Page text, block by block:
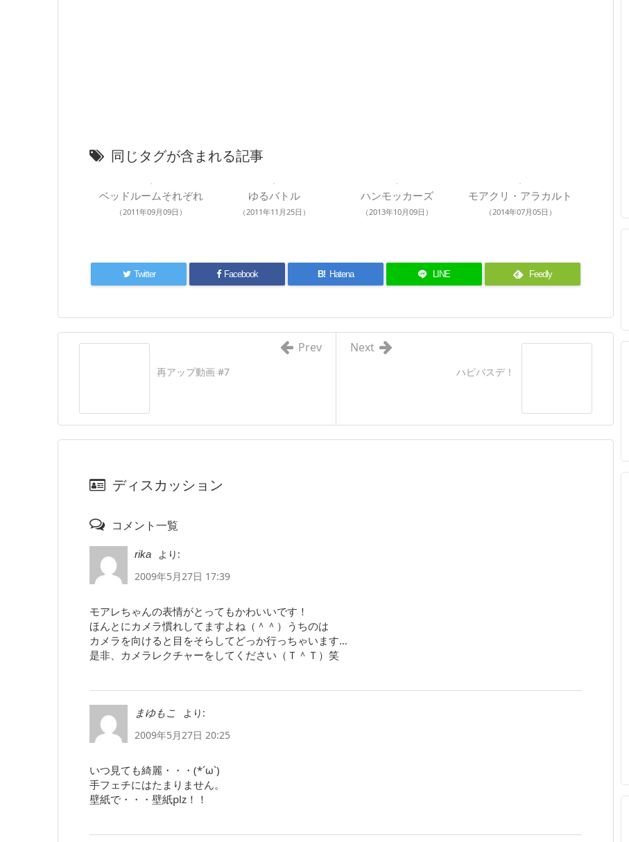
同じタグが含まれる記事
ベッドルームそれぞれ
（2011年09月09日）
ゆるバトル
（2011年11月25日）
ハンモッカーズ
（2013年10月09日）
モアクリ・アラカルト
（2014年07月05日）
Twitter Facebook B! Hatena LINE Feedly
ハピバスデ！
Next
再アップ動画 #7
Prev
ディスカッション
コメント一覧
rika
より:
2009年5月27日 17:39
モアレちゃんの表情がとってもかわいいです！
ほんとにカメラ慣れしてますよね（＾＾）うちのは
カメラを向けると目をそらしてどっか行っちゃいます…
是非、カメラレクチャーをしてください（Ｔ＾Ｔ）笑
まゆもこ
より:
2009年5月27日 20:25
いつ見ても綺麗・・・(*´ω`)
手フェチにはたまりません。
壁紙で・・・壁紙plz！！